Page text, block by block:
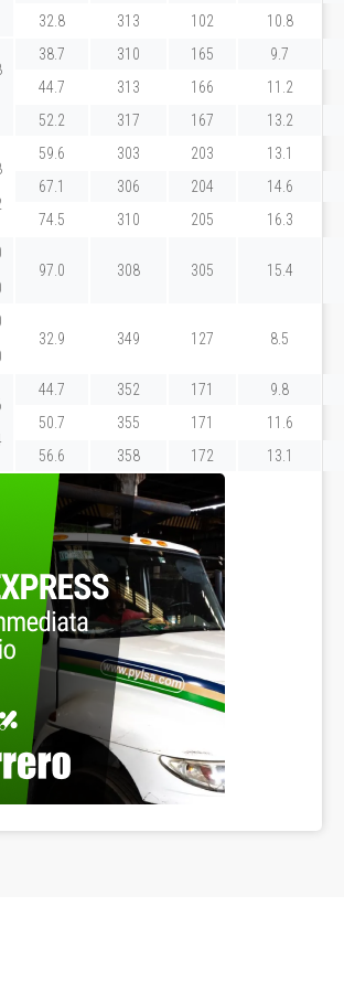
32.8
313 102 10.8
38.7 310 165
9.7
44.7
313 166
11.2
52.2
317 167 13.2
59.6 303 203
13.1
67.1
306 204
14.6
74.5
310 205 16.3
97.0 308 305 15.4
32.9 349 127 8.5
44.7 352 171
9.8
50.7
355 171
11.6
56.6
358 172 13.1